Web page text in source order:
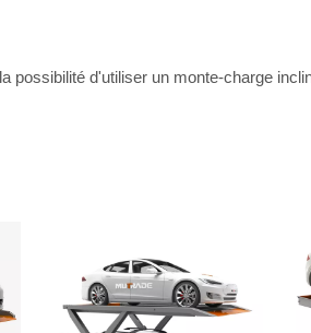
possibilité d'utiliser un monte-charge